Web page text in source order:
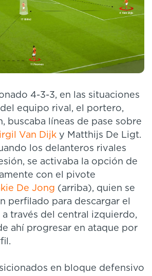
4-3-3, en las situaciones
equipo rival, el portero,
buscaba líneas de pase sobre
Van Dijk y Matthijs De Ligt.
los delanteros rivales
se activaba la opción de
con el pivote
De Jong (arriba), quien se
perfilado para descargar el
través del central izquierdo,
ahí progresar en ataque por
en bloque defensivo